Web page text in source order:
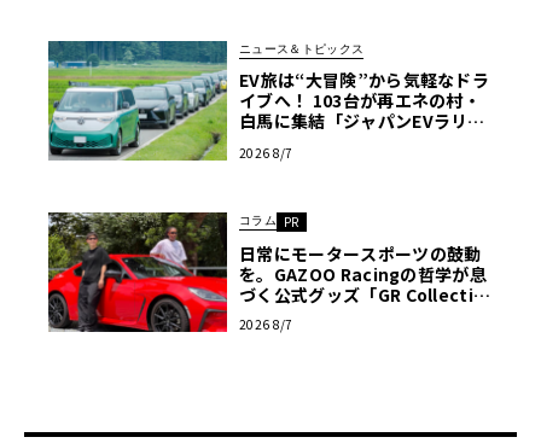
ニュース＆トピックス
EV旅は“大冒険”から気軽なドラ
イブへ！ 103台が再エネの村・
白馬に集結「ジャパンEVラリー
2026 8/7
コラム PR
日常にモータースポーツの鼓動
を。GAZOO Racingの哲学が息
づく公式グッズ「GR Collectio
n」の全貌〈PR〉
2026 8/7